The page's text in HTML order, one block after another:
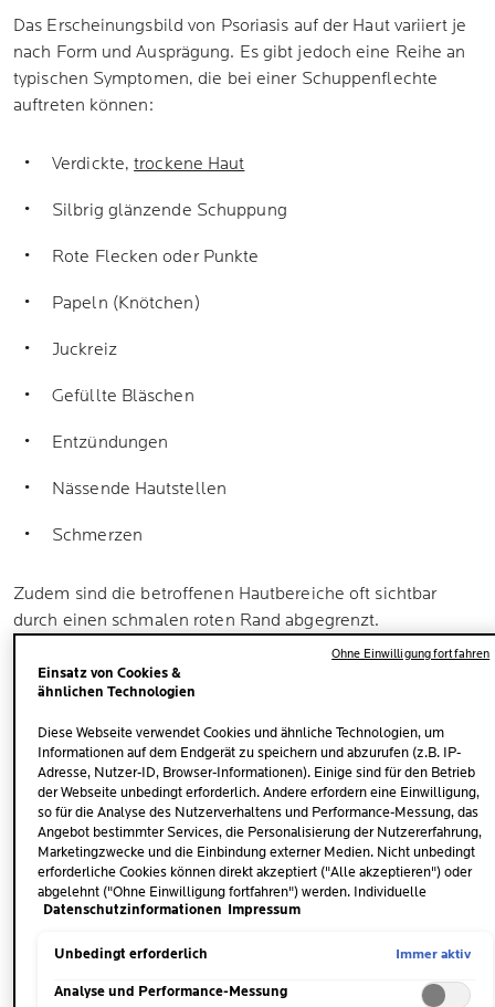
Das Erscheinungsbild von Psoriasis auf der Haut variiert je
nach Form und Ausprägung. Es gibt jedoch eine Reihe an
typischen Symptomen, die bei einer Schuppenflechte
auftreten können:
Verdickte,trockene Haut
Silbrig glänzende Schuppung
Rote Flecken oder Punkte
Papeln (Knötchen)
Juckreiz
Gefüllte Bläschen
Entzündungen
Nässende Hautstellen
Schmerzen
Zudem sind die betroffenen Hautbereiche oft sichtbar
durch einen schmalen roten Rand abgegrenzt.
WIE IST DER VERLAUF EINER PSORIASIS?
Die Schuppenflechte verläuftchronisch und schubweise
Wie genau sich das Hautanliegen entwickelt, lässt sich
dabei kaum vorhersagen. So gibt es Phasen, die teils mit
nur leichten Anzeichen einhergehen. Kommt es zu einem
Schub der Schuppenflechte, zeigen sich stärkere bis sehr
stark ausgeprägte Symptome. Diese können nach einiger
Zeit wieder abklingen, nicht selten bleibt die Psoriasis aber
Einsatz von Cookies &
ähnlichen Technologien
Diese Webseite verwendet Cookies und ähnliche Technologien, um
Informationen auf dem Endgerät zu speichern und abzurufen (z.B. IP-
Adresse, Nutzer-ID, Browser-Informationen). Einige sind für den Betrieb
der Webseite unbedingt erforderlich. Andere erfordern eine Einwilligung,
so für die Analyse des Nutzerverhaltens und Performance-Messung, das
Angebot bestimmter Services, die Personalisierung der Nutzererfahrung,
Marketingzwecke und die Einbindung externer Medien. Nicht unbedingt
erforderliche Cookies können direkt akzeptiert ("Alle akzeptieren") oder
abgelehnt ("Ohne Einwilligung fortfahren") werden. Individuelle
Anpassungen der Einstellungen sind ebenfalls möglich und speicherbar
"Cookie-Einstellungen" angepasst werden. Für weitere Informationen s.
Datenschutzinformationen Impressum
Unbedingt erforderlich Immer aktiv
Analyse und Performance-Messung
Ohne Einwilligung fortfahren